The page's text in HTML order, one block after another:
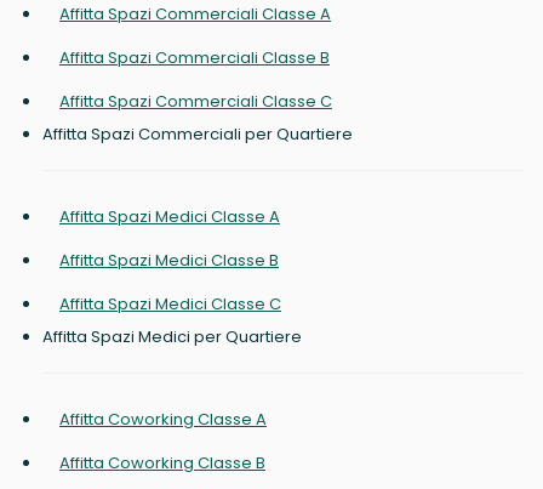
Affitta Spazi Commerciali Classe A
Affitta Spazi Commerciali Classe B
Affitta Spazi Commerciali Classe C
Affitta Spazi Commerciali per Quartiere
Affitta Spazi Medici Classe A
Affitta Spazi Medici Classe B
Affitta Spazi Medici Classe C
Affitta Spazi Medici per Quartiere
Affitta Coworking Classe A
Affitta Coworking Classe B